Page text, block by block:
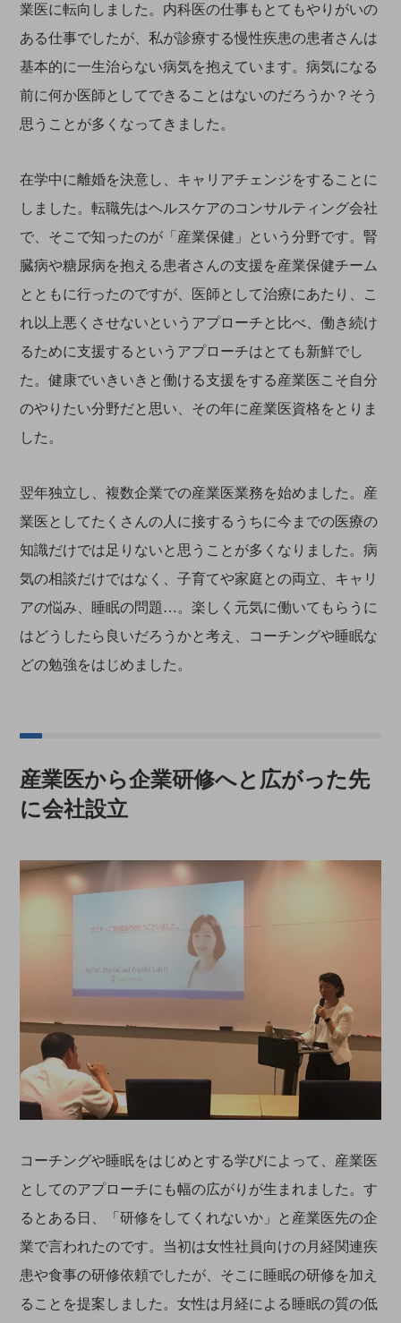
業医に転向しました。内科医の仕事もとてもやりがいの
ある仕事でしたが、私が診療する慢性疾患の患者さんは
基本的に一生治らない病気を抱えています。病気になる
前に何か医師としてできることはないのだろうか？そう
思うことが多くなってきました。
在学中に離婚を決意し、キャリアチェンジをすることに
しました。転職先はヘルスケアのコンサルティング会社
で、そこで知ったのが「産業保健」という分野です。腎
臓病や糖尿病を抱える患者さんの支援を産業保健チーム
とともに行ったのですが、医師として治療にあたり、こ
れ以上悪くさせないというアプローチと比べ、働き続け
るために支援するというアプローチはとても新鮮でし
た。健康でいきいきと働ける支援をする産業医こそ自分
のやりたい分野だと思い、その年に産業医資格をとりま
した。
翌年独立し、複数企業での産業医業務を始めました。産
業医としてたくさんの人に接するうちに今までの医療の
知識だけでは足りないと思うことが多くなりました。病
気の相談だけではなく、子育てや家庭との両立、キャリ
アの悩み、睡眠の問題…。楽しく元気に働いてもらうに
はどうしたら良いだろうかと考え、コーチングや睡眠な
どの勉強をはじめました。
産業医から企業研修へと広がった先
に会社設立
コーチングや睡眠をはじめとする学びによって、産業医
としてのアプローチにも幅の広がりが生まれました。す
るとある日、「研修をしてくれないか」と産業医先の企
業で言われたのです。当初は女性社員向けの月経関連疾
患や食事の研修依頼でしたが、そこに睡眠の研修を加え
ることを提案しました。女性は月経による睡眠の質の低